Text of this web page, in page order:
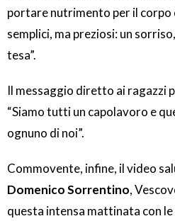
portare nutrimento per il corpo
semplici, ma preziosi: un
tesa”.
Il messaggio diretto ai ragazzi
“Siamo tutti un capolavoro e
ognuno di noi”.
Commovente, infine, il video
Domenico Sorrentino,
questa intensa mattinata con